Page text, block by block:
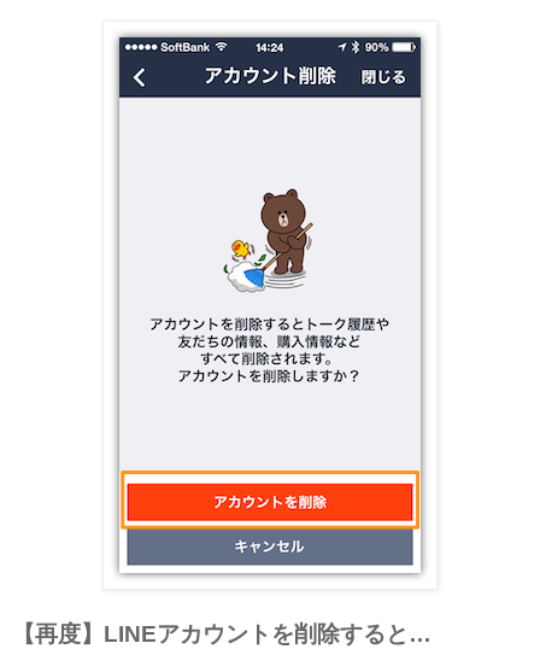
【再度】LINEアカウントを削除すると…